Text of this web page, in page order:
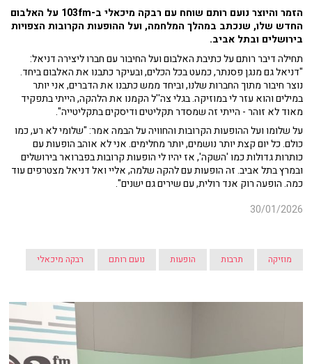
הזמר והיוצר נועם רותם שוחח עם רבקה מיכאלי ב-103fm על
האלבום
החדש שלו, שנכתב במהלך המלחמה, ועל ההופעות הקרובות הצפויות
בירושלים ובתל אביב.
תחילה דיבר רותם על כתיבת האלבום ועל החיבור עם חברו ליצירה דניאל:
"דניאל גם מנגן פסנתר, כמעט בכל הכלים, ובעיקר כתבנו את האלבום ביחד.
נוצר חיבור מתוך החברות שלנו, וביחד ממש כתבנו את הדברים, אני יותר
במילים והוא עזר לי במוזיקה. בגלי צה''ל הקמנו את הלהקה, הייתי בתפקיד
מאוד לא זוהר - הייתי זה שמסדר תקליטים ודיסקים בתקליטייה".
על שלומו ועל ההופעות הקרובות והחוויה על הבמה אמר: "שלומי לא רע, כמו
כולם. כל יום קצת יותר נושמים, יותר מחלימים. אני לא אוהב הופעות עם
כותרות גדולות כמו 'השקה', אז יהיו לי הופעות קרובות בפברואר בירושלים
ובמרץ בתל אביב. זה הופעות עם להקה שלמה, אליי ואל דניאל מצטרפים עוד
כמה. הופעה רוק אנד רולית, עם שירים גם ישנים".
30/01/2026
מוזיקה תרבות הופעות נועם רותם רבקה מיכאלי